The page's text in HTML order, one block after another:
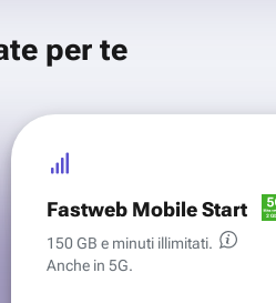
per te
Fastweb Mobile Start
150 GB e minuti illimitati.
Anche in 5G.